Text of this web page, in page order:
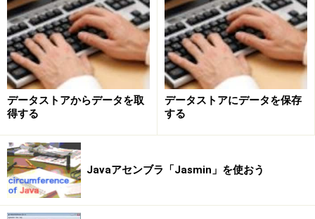
}
}
これは、ルックアンドフィールを切り替える簡単なサン
プルです。用意されているルックアンドフィールがラジ
オボタンとして表示されます。このラジオボタンをクリ
ックして切り替えると、その場でウインドウの表示が変
わります。なお、その他にチェックボックスとプッシュ
ボタンがありますが、これらはルックアンドフィールの
違いを確認しやすくするために用意したダミーです。何
データストアからデータを取
得する
データストアにデータを保存
する
Javaアセンブラ「Jasmin」を使おう